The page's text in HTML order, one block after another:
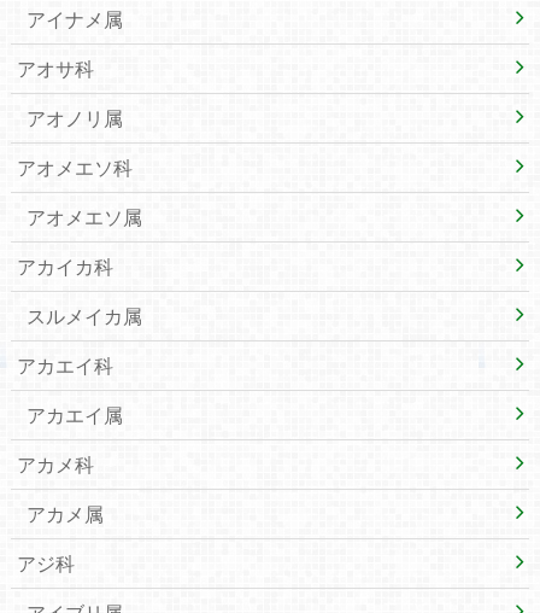
アイナメ属
アオサ科
アオノリ属
アオメエソ科
アオメエソ属
アカイカ科
スルメイカ属
アカエイ科
アカエイ属
アカメ科
アカメ属
アジ科